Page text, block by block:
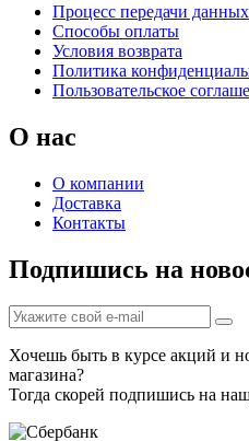
Процесс передачи данных
Способы оплаты
Условия возврата
Политика
Пользовательское
О нас
О компании
Доставка
Контакты
Подпишись на
Хочешь быть в курсе акций и
магазина?
Тогда скорей подпишись на